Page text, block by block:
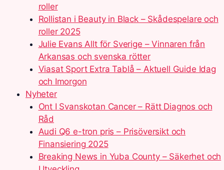
roller
Rollistan i Beauty in Black – Skådespelare och
roller 2025
Julie Evans Allt för Sverige – Vinnaren från
Arkansas och svenska rötter
Viasat Sport Extra Tablå – Aktuell Guide Idag
och Imorgon
Nyheter
Ont I Svanskotan Cancer – Rätt Diagnos och
Råd
Audi Q6 e-tron pris – Prisöversikt och
Finansiering 2025
Breaking News in Yuba County – Säkerhet och